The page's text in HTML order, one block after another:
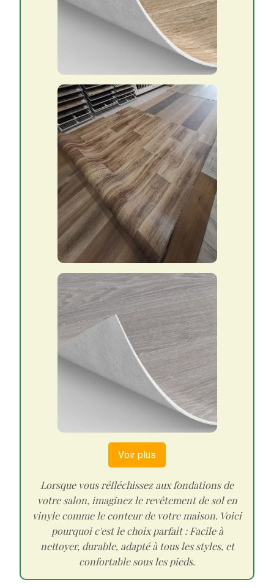
Voir plus
Lorsque vous réfléchissez aux fondations de
votre salon, imaginez le revêtement de sol en
vinyle comme le conteur de votre maison. Voici
pourquoi c'est le choix parfait : Facile à
nettoyer, durable, adapté à tous les styles, et
confortable sous les pieds.